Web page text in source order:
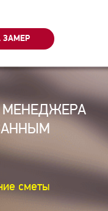
ЗАМЕР
МЕНЕДЖЕРА
сметы